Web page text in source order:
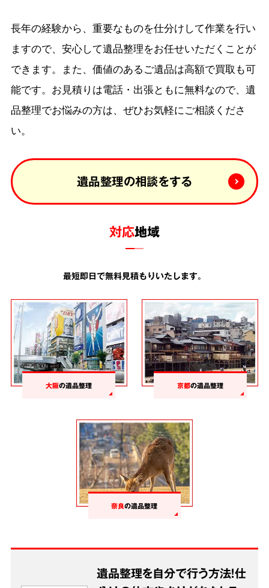
長年の経験から、重要なものを仕分けして作業を行い
ますので、安心して遺品整理をお任せいただくことが
できます。また、価値のあるご遺品は高額で買取も可
能です。お見積りは電話・出張ともに無料なので、遺
品整理でお悩みの方は、ぜひお気軽にご相談くださ
い。
遺品整理の相談をする
対応地域
最短即日で無料見積もりいたします。
大阪の遺品整理 京都の遺品整理
奈良の遺品整理
遺品整理を自分で行う方法！仕